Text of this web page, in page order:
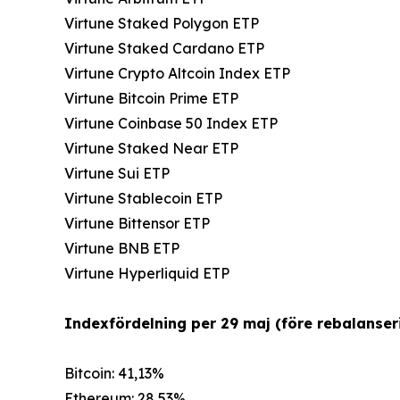
Virtune Staked Polygon ETP
Virtune Staked Cardano ETP
Virtune Crypto Altcoin Index ETP
Virtune Bitcoin Prime ETP
Virtune Coinbase 50 Index ETP
Virtune Staked Near ETP
Virtune Sui ETP
Virtune Stablecoin ETP
Virtune Bittensor ETP
Virtune BNB ETP
Virtune Hyperliquid ETP
Indexfördelning per 29 maj (före
Bitcoin: 41,13%